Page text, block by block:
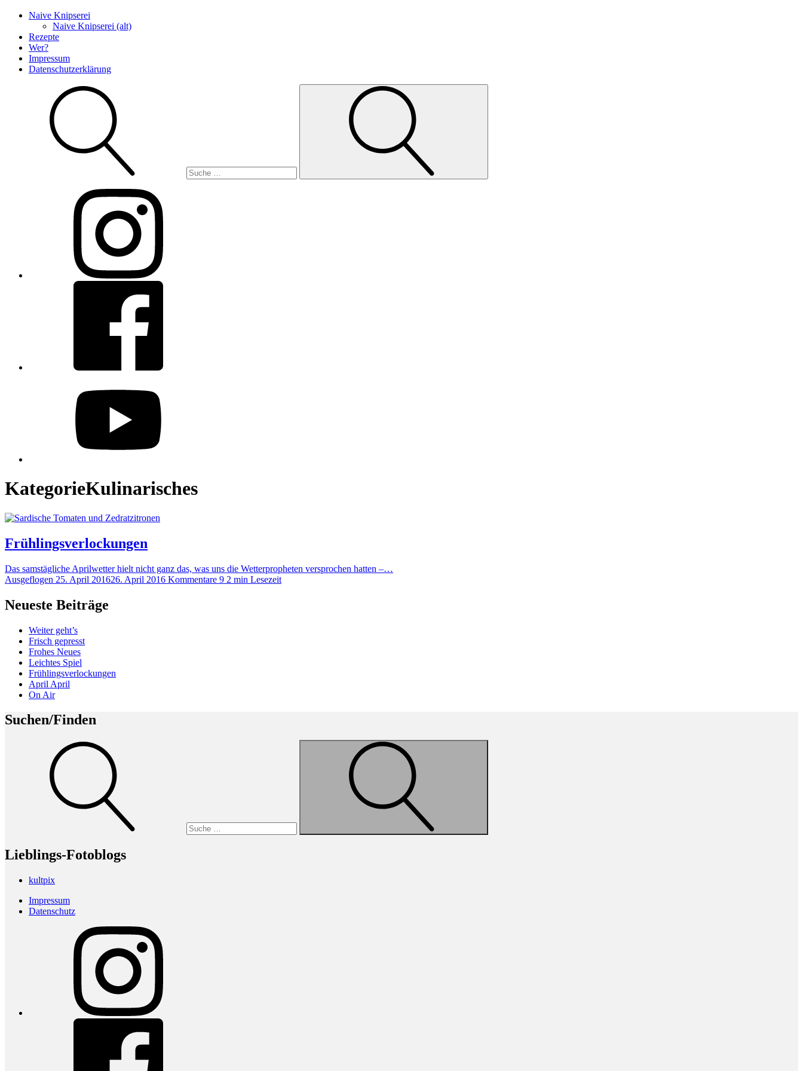
Naive Knipserei
Naive Knipserei (alt)
Rezepte
Wer?
Impressum
Datenschutzerklärung
KategorieKulinarisches
Frühlingsverlockungen
Das samstägliche Aprilwetter hielt nicht ganz das, was uns die Wetterpropheten versprochen hatten –…
Ausgeflogen 25. April 201626. April 2016 Kommentare 9 2 min Lesezeit
Neueste Beiträge
Weiter geht’s
Frisch gepresst
Frohes Neues
Leichtes Spiel
Frühlingsverlockungen
April April
On Air
Suchen/Finden
Lieblings-Fotoblogs
kultpix
Impressum
Datenschutz